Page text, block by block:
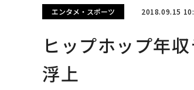
エンタメ・スポーツ 2018.09.15
ヒップホップ年
浮上